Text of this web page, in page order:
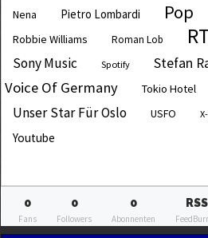
Nena Pietro Lombardi Pop
Robbie Williams Roman Lob
Sony Music Spotify Stefan
Voice Of Germany
Tokio Hotel
Unser Star Für Oslo USFO
Youtube
0
Fans
0
Followers
0
Abonnenten
RSS